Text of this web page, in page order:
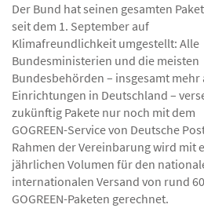
Der Bund hat seinen gesamten
seit dem 1. September auf
Klimafreundlichkeit umgestellt: Alle
Bundesministerien und die meisten
Bundesbehörden – insgesamt mehr
Einrichtungen in Deutschland –
zukünftig Pakete nur noch mit dem
GOGREEN-Service von Deutsche
Rahmen der Vereinbarung wird mit
jährlichen Volumen für den
internationalen Versand von rund
GOGREEN-Paketen gerechnet.